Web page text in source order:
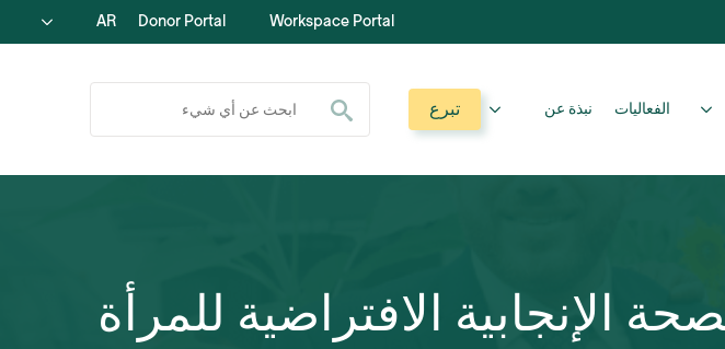
Workspace Portal
Donor Portal
AR
الفعاليات نبذة عن تبرع
ابحث عن: